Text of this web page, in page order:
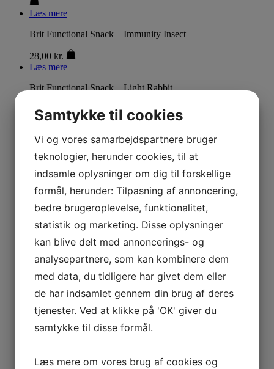
Læs mere
Brit Functional Snack – Immunity Insect
28,00 kr.
Læs mere
Brit Functional Snack – Light Rabbit
28,00
kr.
Læs mere
Brit Functional Snack – Mobility Squid
28,00kr.
Læs mere
Brit Functional Snack – Recovery Herring
Læs mere
Brit Functional Snack – Skin & Coat
28,00 kr.
Læs mere
Brit Functional Snack Puppy – Mineral Ham
28,00kr.
Læs mere
Brit Jerky Beef Fillets
Samtykke til cookies
Vi og vores samarbejdspartnere bruger
teknologier, herunder cookies, til at
indsamle oplysninger om dig til forskellige
formål, herunder: Tilpasning af annoncering,
bedre brugeroplevelse, funktionalitet,
statistik og marketing. Disse oplysninger
kan blive delt med annoncerings- og
analysepartnere, som kan kombinere dem
med data, du tidligere har givet dem eller
de har indsamlet gennem din brug af deres
tjenester. Ved at klikke på 'OK' giver du
samtykke til disse formål.
Læs mere om vores brug af cookies og